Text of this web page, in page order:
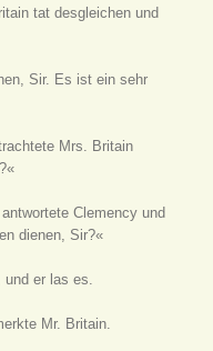
tat desgleichen und
Sir. Es ist ein sehr
Mrs. Britain
Clemency und
dienen, Sir?«
er las es.
Mr. Britain.